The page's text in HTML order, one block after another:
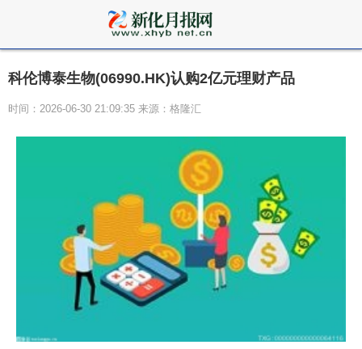
科伦博泰生物(06990.HK)认购2亿元理财产品
时间：2026-06-30 21:09:35 来源：格隆汇